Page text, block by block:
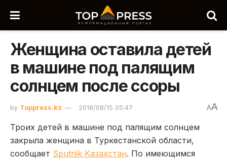
Женщина оставила детей
в машине под палящим
солнцем после ссоры
by Toppress.kz 2018/08/15 05:47 AA
Троих детей в машине под палящим солнцем
закрыла женщина в Туркестанской области,
сообщает Sputnik Казахстан. По имеющимся